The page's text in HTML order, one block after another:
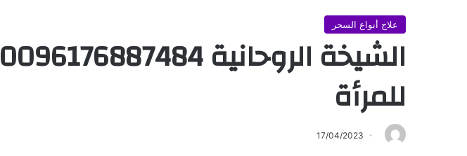
علاج أنواع السحر
للمرأة
17/04/2023